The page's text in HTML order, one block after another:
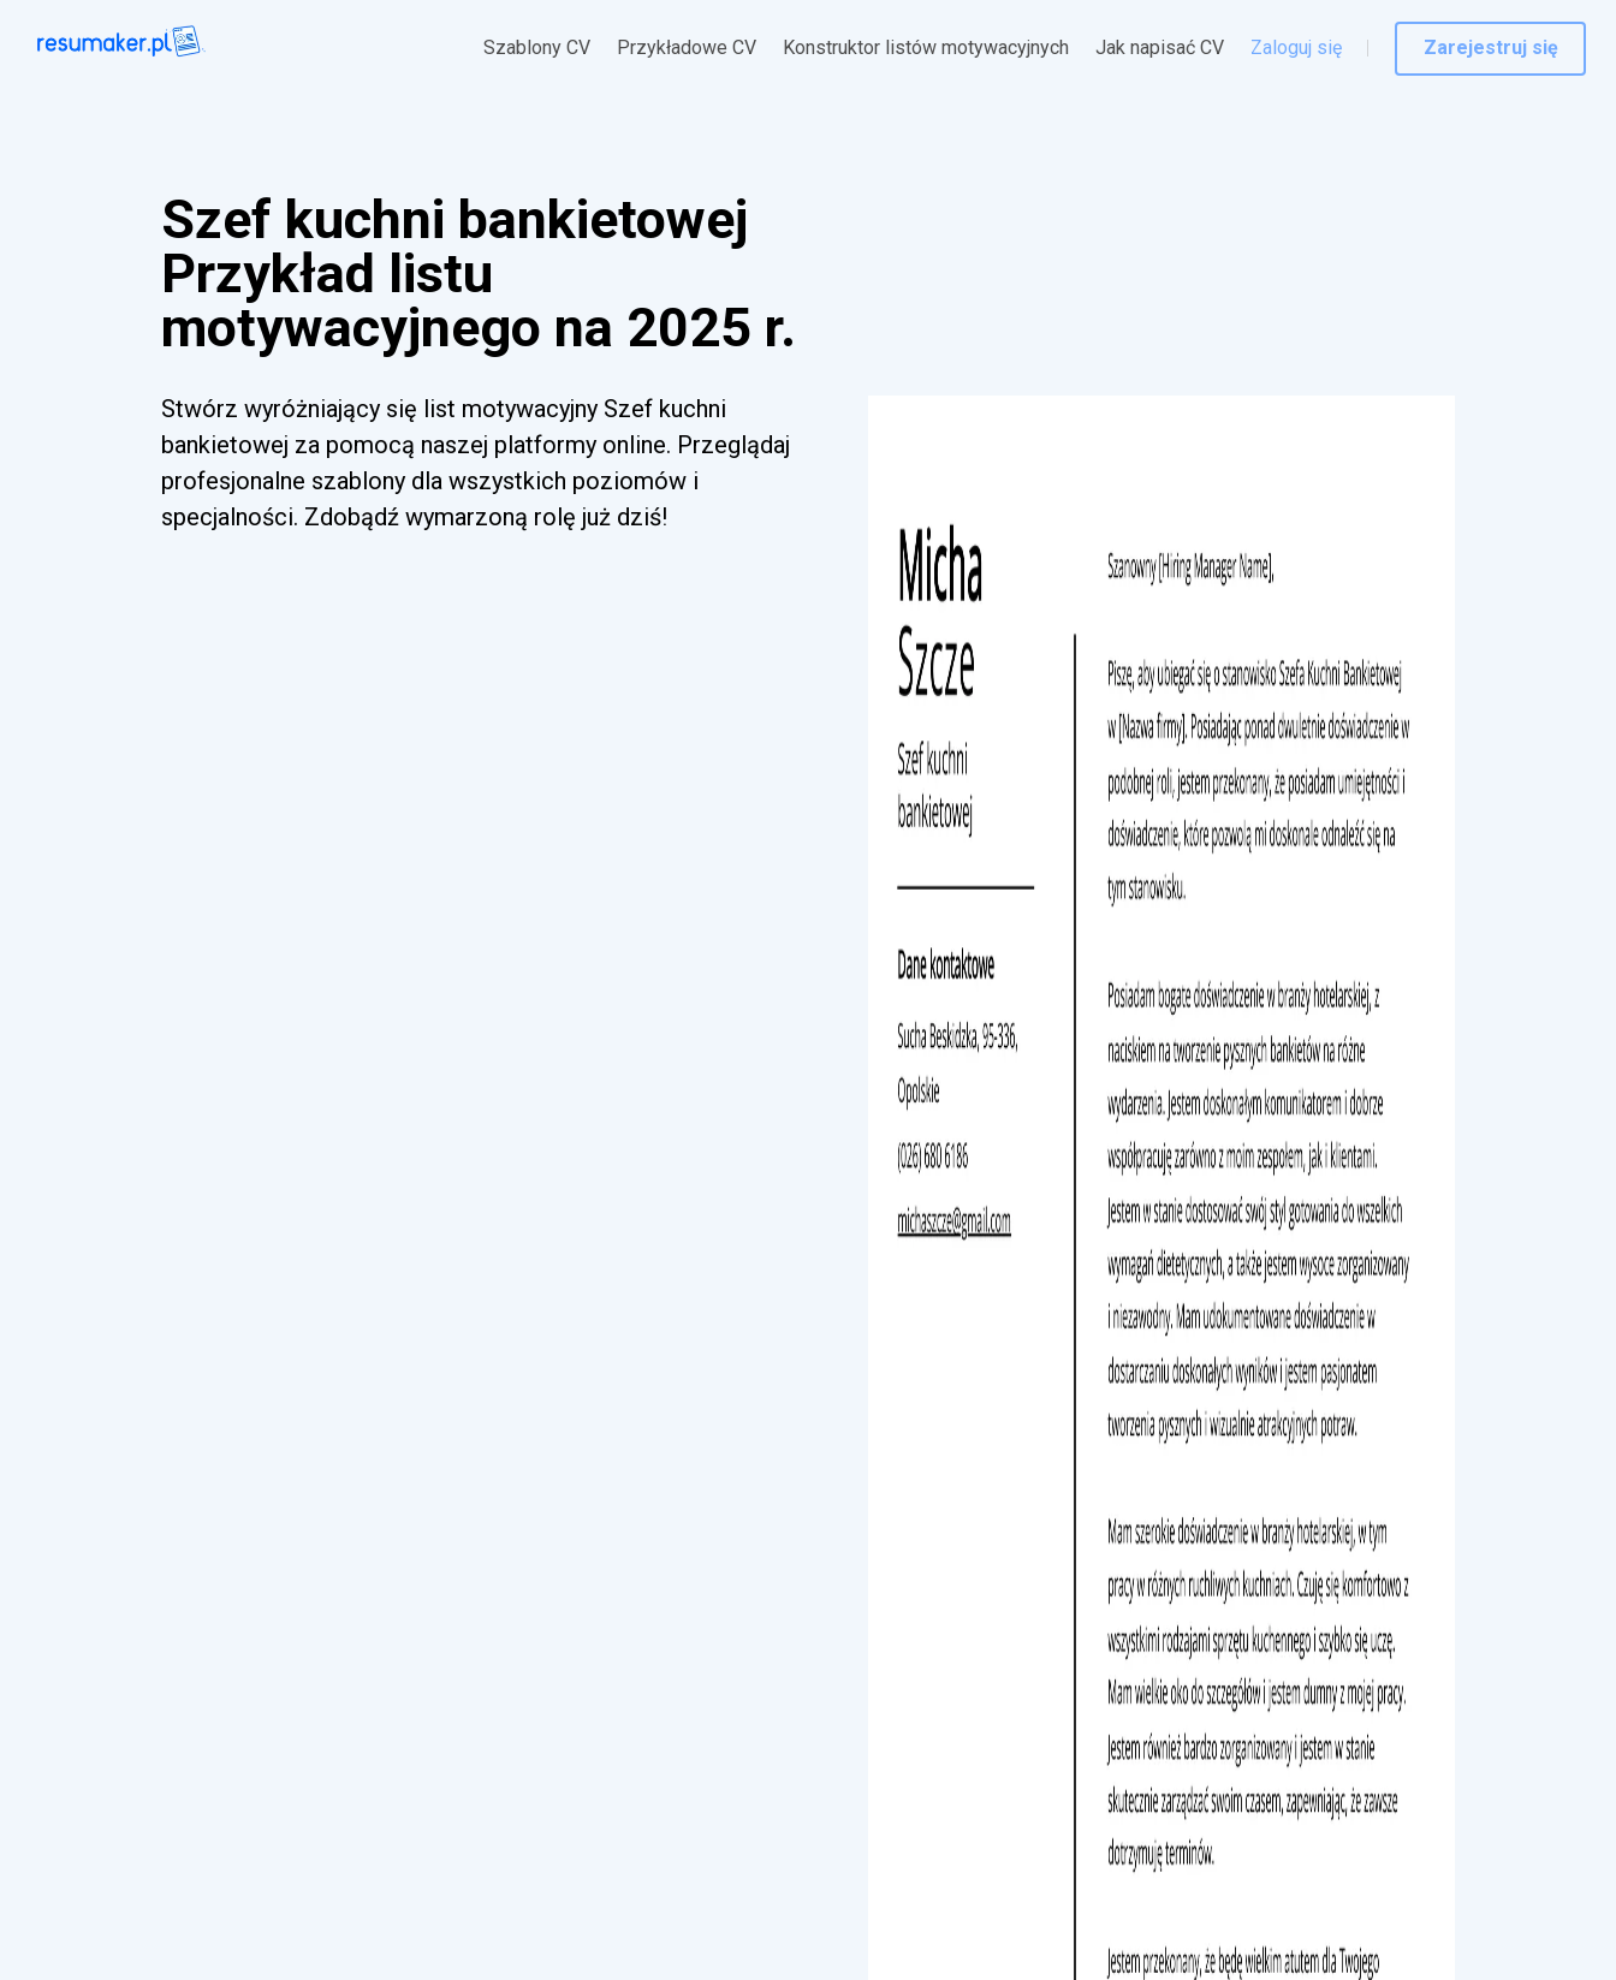
Szablony CV Przykładowe CV Konstruktor listów motywacyjnych Jak napisać CV Zaloguj się Zarejestruj się
Szef kuchni bankietowej
Przykład listu
motywacyjnego na 2025 r.
Stwórz wyróżniający się list motywacyjny Szef kuchni
bankietowej za pomocą naszej platformy online. Przeglądaj
profesjonalne szablony dla wszystkich poziomów i
specjalności. Zdobądź wymarzoną rolę już dziś!